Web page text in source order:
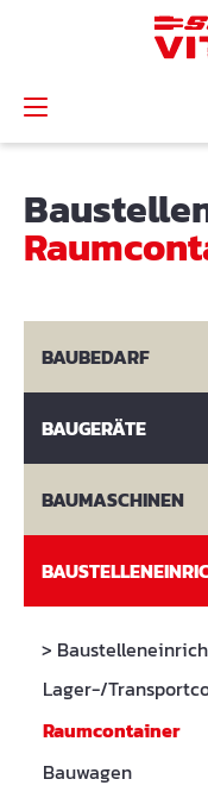
BAUBEDARF
BAUGERÄTE
BAUMASCHINEN
>
Lager-/
Raumcontainer
Bauwagen